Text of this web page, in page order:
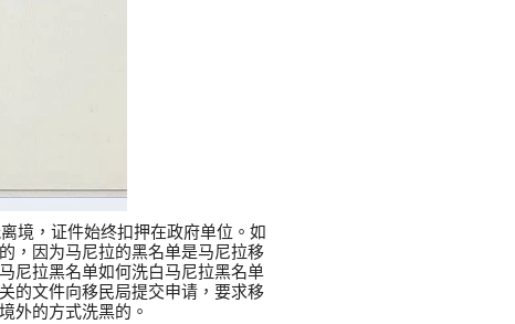
境，证件始终扣押在政府单位。如
，因为马尼拉的黑名单是马尼拉移
尼拉黑名单如何洗白马尼拉黑名单
的文件向移民局提交申请，要求移
外的方式洗黑的。